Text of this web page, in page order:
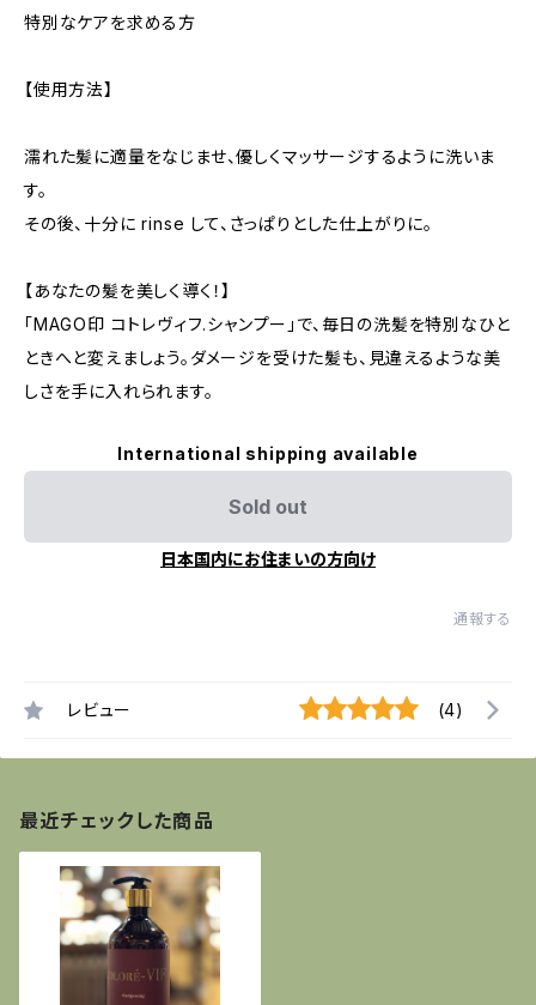
特別なケアを求める方
【使用方法】
濡れた髪に適量をなじませ、優しくマッサージするように洗いま
す。
その後、十分に rinse して、さっぱりとした仕上がりに。
【あなたの髪を美しく導く！】
「MAGO印 コトレヴィフ.シャンプー」で、毎日の洗髪を特別なひと
ときへと変えましょう。ダメージを受けた髪も、見違えるような美
しさを手に入れられます。
International shipping available
Sold out
日本国内にお住まいの方向け
通報する
レビュー (4)
最近チェックした商品